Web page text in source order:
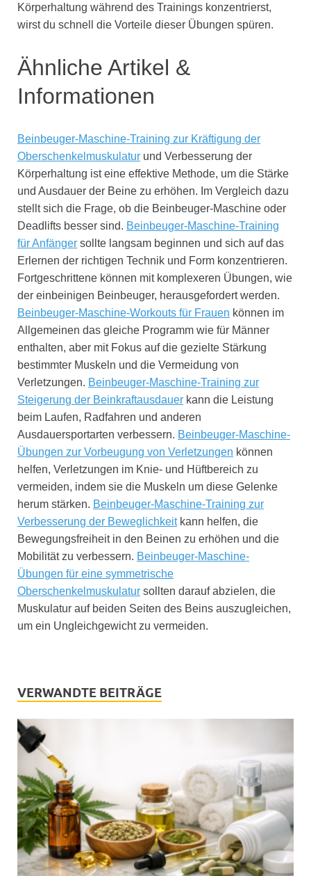
Körperhaltung während des Trainings konzentrierst,
wirst du schnell die Vorteile dieser Übungen spüren.
Ähnliche Artikel &
Informationen
Beinbeuger-Maschine-Training zur Kräftigung der
Oberschenkelmuskulatur und Verbesserung der
Körperhaltung ist eine effektive Methode, um die Stärke
und Ausdauer der Beine zu erhöhen. Im Vergleich dazu
stellt sich die Frage, ob die Beinbeuger-Maschine oder
Deadlifts besser sind. Beinbeuger-Maschine-Training
für Anfänger sollte langsam beginnen und sich auf das
Erlernen der richtigen Technik und Form konzentrieren.
Fortgeschrittene können mit komplexeren Übungen, wie
der einbeinigen Beinbeuger, herausgefordert werden.
Beinbeuger-Maschine-Workouts für Frauen können im
Allgemeinen das gleiche Programm wie für Männer
enthalten, aber mit Fokus auf die gezielte Stärkung
bestimmter Muskeln und die Vermeidung von
Verletzungen. Beinbeuger-Maschine-Training zur
Steigerung der Beinkraftausdauer kann die Leistung
beim Laufen, Radfahren und anderen
Ausdauersportarten verbessern. Beinbeuger-Maschine-
Übungen zur Vorbeugung von Verletzungen können
helfen, Verletzungen im Knie- und Hüftbereich zu
vermeiden, indem sie die Muskeln um diese Gelenke
herum stärken. Beinbeuger-Maschine-Training zur
Verbesserung der Beweglichkeitkann helfen, die
Bewegungsfreiheit in den Beinen zu erhöhen und die
Mobilität zu verbessern. Beinbeuger-Maschine-
Übungen für eine symmetrische
Oberschenkelmuskulatur sollten darauf abzielen, die
Muskulatur auf beiden Seiten des Beins auszugleichen,
um ein Ungleichgewicht zu vermeiden.
VERWANDTE BEITRÄGE